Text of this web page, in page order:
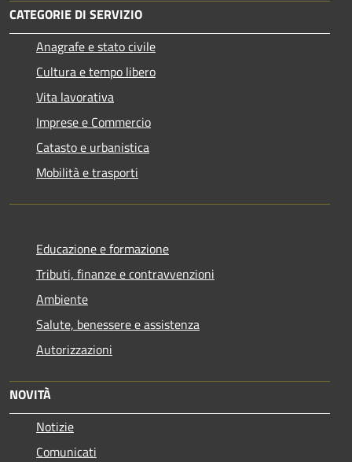
CATEGORIE DI SERVIZIO
Anagrafe e stato civile
Cultura e tempo libero
Vita lavorativa
Imprese e Commercio
Catasto e urbanistica
Mobilità e trasporti
Educazione e formazione
Tributi, finanze e contravvenzioni
Ambiente
Salute, benessere e assistenza
Autorizzazioni
NOVITÀ
Notizie
Comunicati